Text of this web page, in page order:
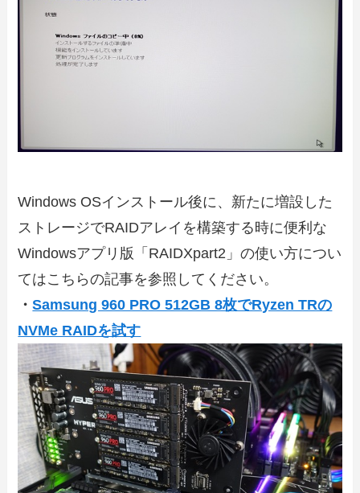
Windows OSインストール後に、新たに増設した
ストレージでRAIDアレイを構築する時に便利な
Windowsアプリ版「RAIDXpart2」の使い方につい
てはこちらの記事を参照してください。
・Samsung 960 PRO 512GB 8枚でRyzen TRの
NVMe RAIDを試す